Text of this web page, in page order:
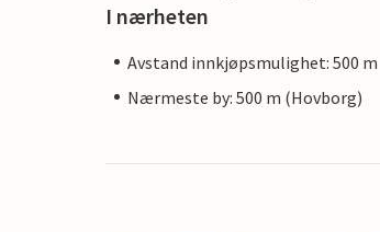
I nærheten
Avstand innkjøpsmulighet: 500 m
Nærmeste by: 500 m (Hovborg)